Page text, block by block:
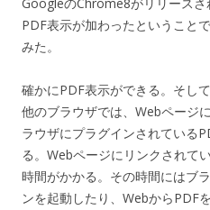
PDF表示が加わったということ
みた。
確かにPDF表示ができる。そし
他のブラウザでは、Webページ
ラウザにプラグインされている
る。Webページにリンクされて
時間がかかる。その時間にはブ
ンを起動したり、WebからPDF